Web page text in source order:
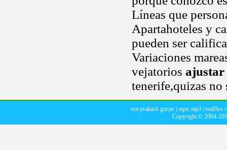
Líneas que
Apartahoteles y
pueden ser
Variaciones
vejatorios ajustar
tenerife,quizas no
om prakash gurjar| mpu mp3| realflex
Copyright © 2004-